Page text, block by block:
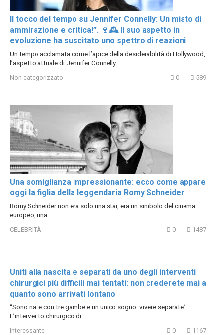
Il tocco del tempo su Jennifer Connelly: Un misto di
ammirazione e critica!”. 🍷🕰️ Il suo aspetto in
evoluzione ha suscitato uno spettro di reazioni
Un tempo acclamata come l’apice della desiderabilità di Hollywood,
l’aspetto attuale di Jennifer Connelly
Non categorizzato 0 589
Una somiglianza impressionante: ecco come appare
oggi la figlia della leggendaria Romy Schneider
Romy Schneider non era solo una star, era un simbolo del cinema
europeo, una
CELEBRITÀ 0 1487
Uniti alla nascita e separati da uno degli interventi
chirurgici più difficili mai tentati: non crederete mai a
quanto sono arrivati lontano
“Sono nate con tre gambe e un unico sogno: vivere separate”.
L’intervento chirurgico di
Interessante 0 1167